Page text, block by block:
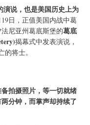
演说，也是美国历史上为
19日，正值美国内战中葛
尼亚州葛底斯堡的葛底
揭幕式中发表演说，
将士。
拍摄照片，等一切就绪
分钟，而掌声却持续了